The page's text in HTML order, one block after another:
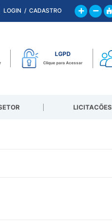
LOGIN / CADASTRO
LGPD
Clique para Acessar
LICITACÕES